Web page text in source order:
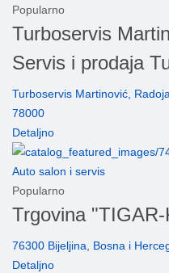
Popularno
Turboservis
Servis i prodaja
Turboservis Martinović,
78000
Detaljno
Auto salon i servis
Popularno
Trgovina
76300 Bijeljina, Bosna i
Detaljno